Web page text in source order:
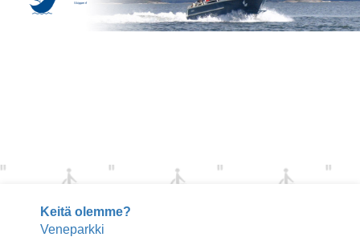
Skipper rf
Keitä olemme?
Veneparkki